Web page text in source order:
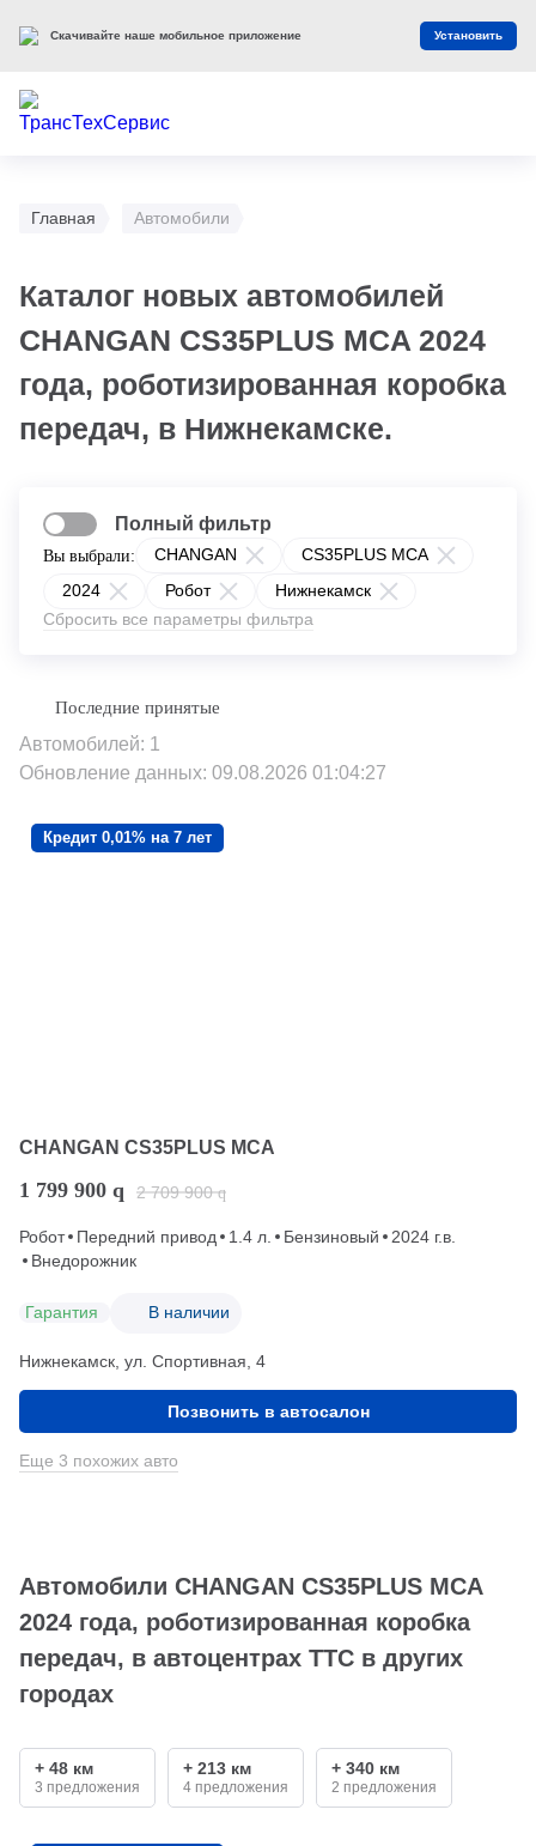
Главная Автомобили
Каталог новых автомобилей
CHANGAN CS35PLUS MCA 2024
года, роботизированная коробка
передач, в Нижнекамске.
Вы выбрали: CHANGAN
CS35PLUS MCA
2024
Робот
Нижнекамск
Сбросить все параметры фильтра
Полный фильтр
Автомобилей: 1
Обновление данных: 09.08.2026 01:04:27
Кредит 0,01% на 7 лет
CHANGAN CS35PLUS MCA
1 799 900 q 2 709 900 q
Робот Передний привод 1.4 л. Бензиновый
2024 г.в.
Внедорожник
Гарантия В наличии
Нижнекамск, ул. Спортивная, 4
Позвонить в автосалон
Еще 3 похожих авто
Автомобили CHANGAN CS35PLUS MCA
2024 года, роботизированная коробка
передач, в автоцентрах ТТС в других
городах
+ 48 км
3 предложения
+ 213 км
4 предложения
+ 340 км
2 предложения
Скачивайте наше мобильное приложение Установить